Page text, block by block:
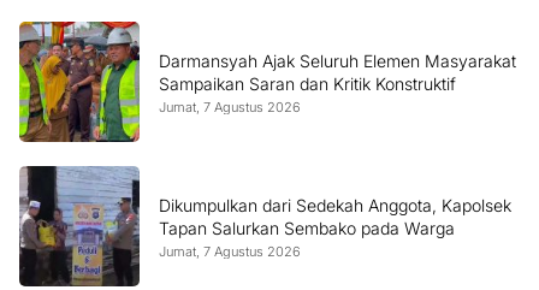
Darmansyah Ajak Seluruh Elemen Masyarakat
Sampaikan Saran dan Kritik Konstruktif
Jumat, 7 Agustus 2026
Dikumpulkan dari Sedekah Anggota, Kapolsek
Tapan Salurkan Sembako pada Warga
Jumat, 7 Agustus 2026